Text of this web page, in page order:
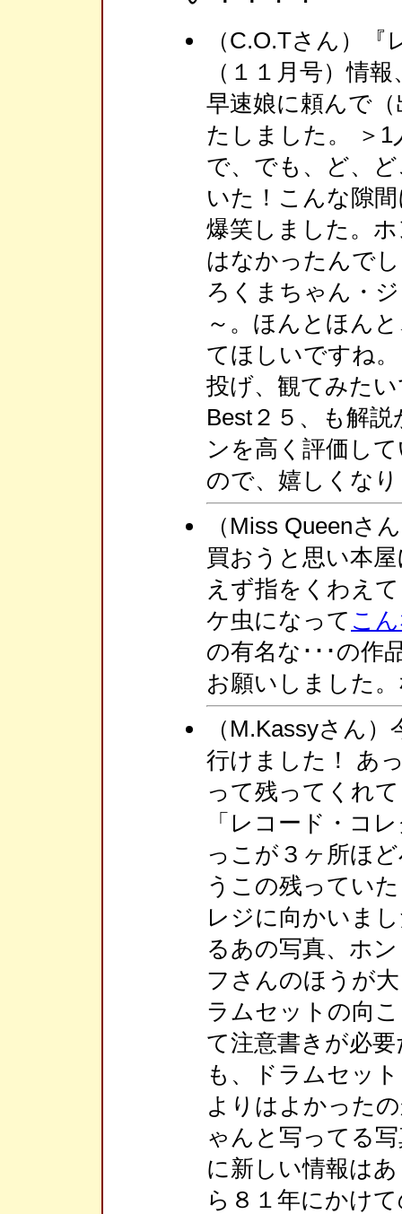
（C.O.Tさん）
（１１月号）情
早速娘に頼んで
たしました。 ＞
で、でも、ど、
いた！こんな隙
爆笑しました。
はなかったんで
ろくまちゃん・
～。ほんとほん
てほしいですね
投げ、観てみた
Best２５、も解
ンを高く評価し
ので、嬉しくな
（Miss Queenさ
買おうと思い本
えず指をくわえ
ケ虫になって こ
の有名な･･･の作
お願いしました
（M.Kassyさん
行けました！ あ
って残ってくれ
「レコード・コ
っこが３ヶ所ほ
うこの残ってい
レジに向かいま
るあの写真、ホ
フさんのほうが
ラムセットの向
て注意書きが必
も、ドラムセッ
よりはよかった
ゃんと写ってる
に新しい情報は
ら８１年にかけ